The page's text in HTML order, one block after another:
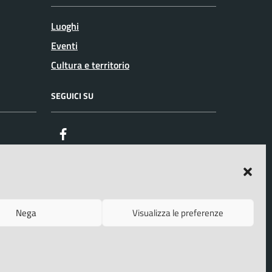
Nega Visualizza le preferenze
Luoghi
Eventi
Cultura e territorio
SEGUICI SU